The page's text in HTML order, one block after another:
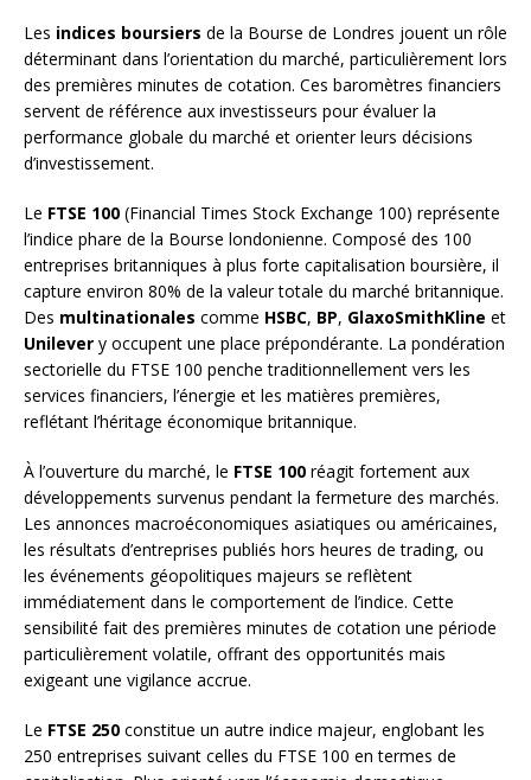
Les indices boursiers de la Bourse de Londres jouent un rôle
déterminant dans l’orientation du marché, particulièrement lors
des premières minutes de cotation. Ces baromètres financiers
servent de référence aux investisseurs pour évaluer la
performance globale du marché et orienter leurs décisions
d’investissement.
Le FTSE 100 (Financial Times Stock Exchange 100) représente
l’indice phare de la Bourse londonienne. Composé des 100
entreprises britanniques à plus forte capitalisation boursière, il
capture environ 80% de la valeur totale du marché britannique.
Des multinationales comme HSBC, BP, GlaxoSmithKline et
Unilever y occupent une place prépondérante. La pondération
sectorielle du FTSE 100 penche traditionnellement vers les
services financiers, l’énergie et les matières premières,
reflétant l’héritage économique britannique.
À l’ouverture du marché, le FTSE 100 réagit fortement aux
développements survenus pendant la fermeture des marchés.
Les annonces macroéconomiques asiatiques ou américaines,
les résultats d’entreprises publiés hors heures de trading, ou
les événements géopolitiques majeurs se reflètent
immédiatement dans le comportement de l’indice. Cette
sensibilité fait des premières minutes de cotation une période
particulièrement volatile, offrant des opportunités mais
exigeant une vigilance accrue.
Le FTSE 250 constitue un autre indice majeur, englobant les
250 entreprises suivant celles du FTSE 100 en termes de